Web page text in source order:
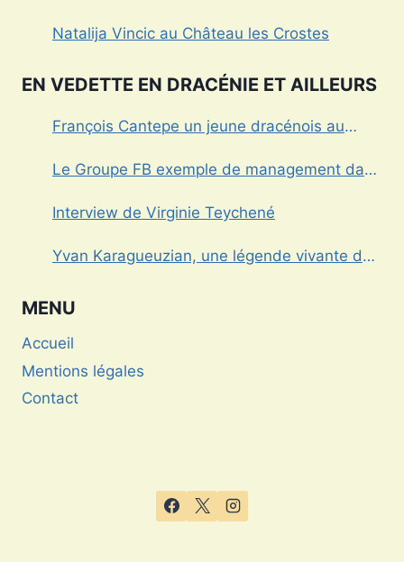
Natalija Vincic au Château les Crostes
EN VEDETTE EN DRACÉNIE ET AILLEURS
François Cantepe un jeune dracénois au
Le Groupe FB exemple de management dans
Interview de Virginie Teychené
Yvan Karagueuzian, une légende vivante de
MENU
Accueil
Mentions légales
Contact